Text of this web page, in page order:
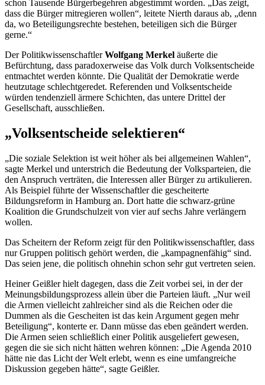
schon Tausende Bürgerbegehren abgestimmt worden. „Das zeigt,
dass die Bürger mitregieren wollen“, leitete Nierth daraus ab, „denn
da, wo Beteiligungsrechte bestehen, beteiligen sich die Bürger
gerne.“
Der PolitikwissenschaftlerWolfgang Merkel äußerte die
Befürchtung, dass paradoxerweise das Volk durch Volksentscheide
entmachtet werden könnte. Die Qualität der Demokratie werde
heutzutage schlechtgeredet. Referenden und Volksentscheide
würden tendenziell ärmere Schichten, das untere Drittel der
Gesellschaft, ausschließen.
„Volksentscheide selektieren“
„Die soziale Selektion ist weit höher als bei allgemeinen Wahlen“,
sagte Merkel und unterstrich die Bedeutung der Volksparteien, die
den Anspruch verträten, die Interessen aller Bürger zu artikulieren.
Als Beispiel führte der Wissenschaftler die gescheiterte
Bildungsreform in Hamburg an. Dort hatte die schwarz-grüne
Koalition die Grundschulzeit von vier auf sechs Jahre verlängern
wollen.
Das Scheitern der Reform zeigt für den Politikwissenschaftler, dass
nur Gruppen politisch gehört werden, die „kampagnenfähig“ sind.
Das seien jene, die politisch ohnehin schon sehr gut vertreten seien.
Heiner Geißler hielt dagegen, dass die Zeit vorbei sei, in der der
Meinungsbildungsprozess allein über die Parteien läuft. „Nur weil
die Armen vielleicht zahlreicher sind als die Reichen oder die
Dummen als die Gescheiten ist das kein Argument gegen mehr
Beteiligung“, konterte er. Dann müsse das eben geändert werden.
Die Armen seien schließlich einer Politik ausgeliefert gewesen,
gegen die sie sich nicht hätten wehren können: „Die Agenda 2010
hätte nie das Licht der Welt erlebt, wenn es eine umfangreiche
Diskussion gegeben hätte“, sagte Geißler.